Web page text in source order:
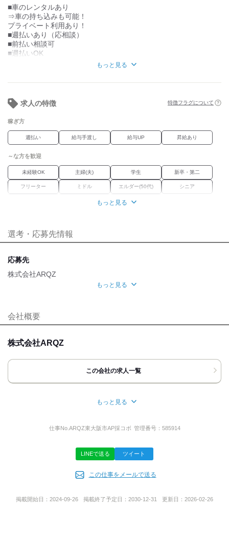
アクセサリー類は基本自由です！
※案件によって異なりますので
詳細は面接にてご案内いたします。
■車のレンタルあり
⇒車の持ち込みも可能！
プライベート利用あり！
■週払いあり（応相談）
■前払い相談可
■週払いOK
■服装自由
■髪色髪型自由
※規定あり
■ガソリン代後払い制度有り
■入社祝い品あり
※規定あり
■webで面接予約可
もっと見る
求人の特徴 特徴フラグについて
稼ぎ方
週払い 給与手渡し 給与UP 昇給あり
～な方を歓迎
未経験OK 主婦(夫) 学生 新卒・第二
フリーター ミドル エルダー(50代) シニア
ブランク
車通勤OK
研修制度
応募時のメリット
履歴書不要
もっと見る
選考・応募先情報
応募先
株式会社ARQZ
[最寄駅]
京都府 京都市南区⁄西京極駅 (車 3分)ほか
[住所]
サクシード吉祥院303号室
https://maps.app.goo.gl/XLe14CJtD1u78mEt8
カンタンWEB 応募24h 受付中！
メールまたはショートメッセージで
ご希望の面接希望日をお送りください。
お気軽にご連絡ください！
もっと見る
会社概要
株式会社ARQZ
この会社の求人一覧
京都府京都市南区吉祥院内河原町3-2 サクシード吉祥院303号室
滋賀県守山市守山3丁目20-46
サービス地域
もっと見る
仕事No. ARQZ東大阪市AP採コボ 管理番号： 585914
LINEで送る ツイート
この仕事をメールで送る
掲載開始日： 2024-09-26 掲載終了予定日： 2030-12-31 更新日： 2026-02-26